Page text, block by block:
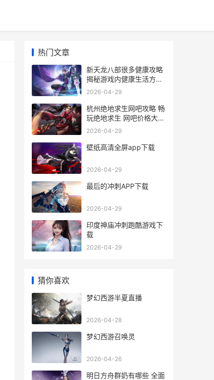
热门文章
新天龙八部很多健康攻略
揭秘游戏内健康生活方式
与装备选择
2026-04-29
杭州绝地求生网吧攻略 畅
玩绝地求生 网吧价格大揭
秘
2026-04-29
壁纸高清全屏app下载
2026-04-29
最后的冲刺APP下载
2026-04-29
印度神庙冲刺跑酷游戏下
载
2026-04-29
猜你喜欢
梦幻西游半夏直播
2026-04-28
梦幻西游召唤灵
2026-04-26
明日方舟群奶有哪些 全面